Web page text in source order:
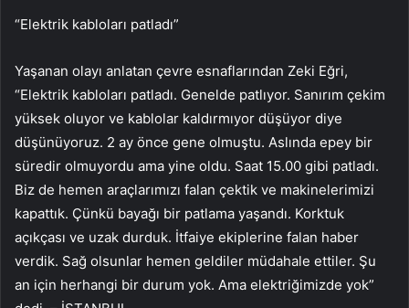
“Elektrik kabloları patladı”
Yaşanan olayı anlatan çevre esnaflarından Zeki Eğri,
“Elektrik kabloları patladı. Genelde patlıyor. Sanırım çekim
yüksek oluyor ve kablolar kaldırmıyor düşüyor diye
düşünüyoruz. 2 ay önce gene olmuştu. Aslında epey bir
süredir olmuyordu ama yine oldu. Saat 15.00 gibi patladı.
Biz de hemen araçlarımızı falan çektik ve makinelerimizi
kapattık. Çünkü bayağı bir patlama yaşandı. Korktuk
açıkçası ve uzak durduk. İtfaiye ekiplerine falan haber
verdik. Sağ olsunlar hemen geldiler müdahale ettiler. Şu
an için herhangi bir durum yok. Ama elektriğimizde yok”